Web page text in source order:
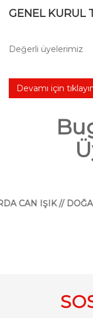
GENEL KURUL
Değerli üyelerimiz
Devamı için
IŞIK // DOĞAN